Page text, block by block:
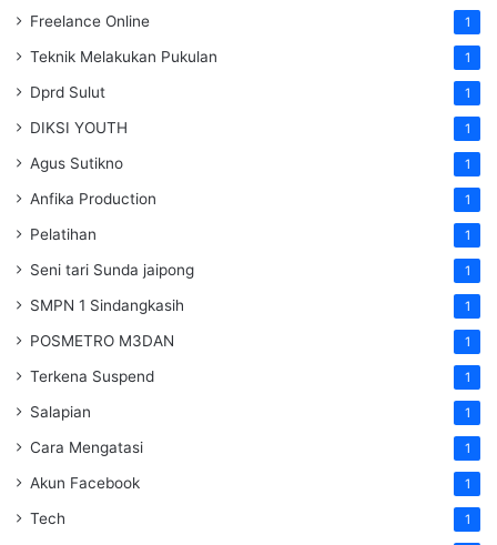
Freelance Online 1
Teknik Melakukan Pukulan 1
Dprd Sulut 1
DIKSI YOUTH 1
Agus Sutikno 1
Anfika Production 1
Pelatihan 1
Seni tari Sunda jaipong 1
SMPN 1 Sindangkasih 1
POSMETRO M3DAN 1
Terkena Suspend 1
Salapian 1
Cara Mengatasi 1
Akun Facebook 1
Tech 1